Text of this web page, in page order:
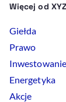
Więcej od XYZ
Giełda
Prawo
Inwestowanie
Energetyka
Akcje